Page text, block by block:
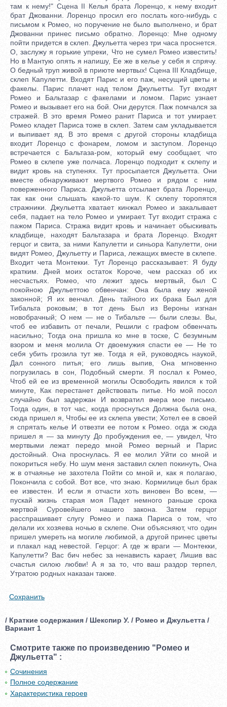
Сохранить
/ Краткие содержания / Шекспир У. / Ромео и Джульетта /
Вариант 1
Смотрите также по произведению "Ромео и
Джульетта" :
Сочинения
Полное содержание
Характеристика героев